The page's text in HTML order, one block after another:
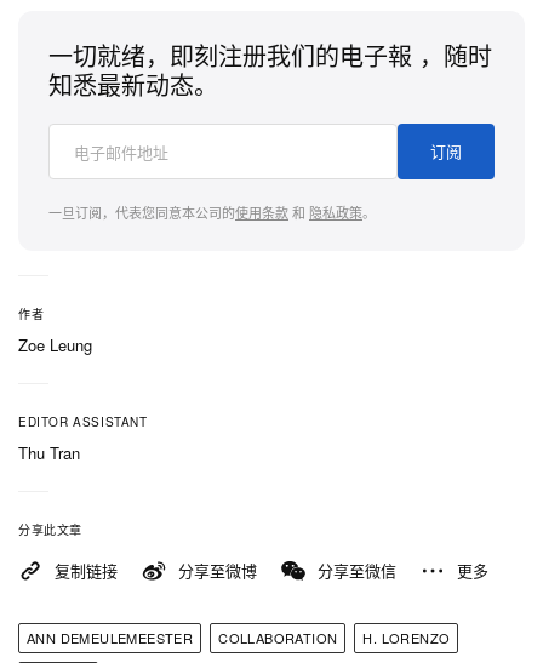
一切就绪，即刻注册我们的电子報 ，随时
知悉最新动态。
订阅
一旦订阅，代表您同意本公司的使用条款和 隐私政策。
作者
Zoe Leung
EDITOR ASSISTANT
Thu Tran
分享此文章
复制链接 分享至微博 分享至微信 更多
ANN DEMEULEMEESTER COLLABORATION
H. LORENZO